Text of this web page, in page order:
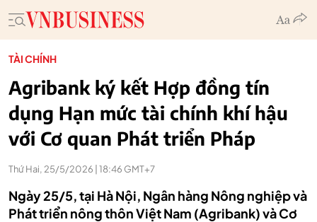
TÀI CHÍNH
Agribank ký kết Hợp đồng tín
dụng Hạn mức tài chính khí hậu
với Cơ quan Phát triển Pháp
Thứ Hai, 25/5/2026 | 18:46 GMT+7
Ngày 25/5, tại Hà Nội, Ngân hàng Nông nghiệp và
Phát triển nông thôn Việt Nam (Agribank) và Cơ